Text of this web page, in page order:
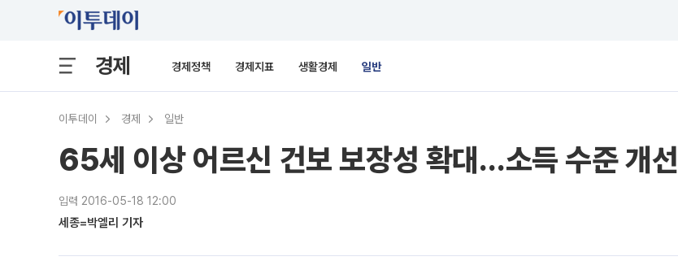
경제 경제정책 경제지표 생활경제 일반
이투데이 경제 일반
65세 이상 어르신 건보 보장성 확대…소득 수준 개선
입력 2016-05-18 12:00
세종=박엘리 기자